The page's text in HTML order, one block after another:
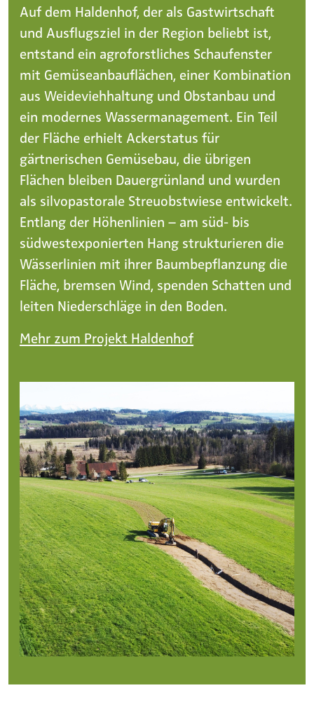
Auf dem Haldenhof, der als Gastwirtschaft
und Ausflugsziel in der Region beliebt ist,
entstand ein agroforstliches Schaufenster
mit Gemüseanbauflächen, einer Kombination
aus Weideviehhaltung und Obstanbau und
ein modernes Wassermanagement. Ein Teil
der Fläche erhielt Ackerstatus für
gärtnerischen Gemüsebau, die übrigen
Flächen bleiben Dauergrünland und wurden
als silvopastorale Streuobstwiese entwickelt.
Entlang der Höhenlinien – am süd- bis
südwestexponierten Hang strukturieren die
Wässerlinien mit ihrer Baumbepflanzung die
Fläche, bremsen Wind, spenden Schatten und
leiten Niederschläge in den Boden.
Mehr zum Projekt Haldenhof